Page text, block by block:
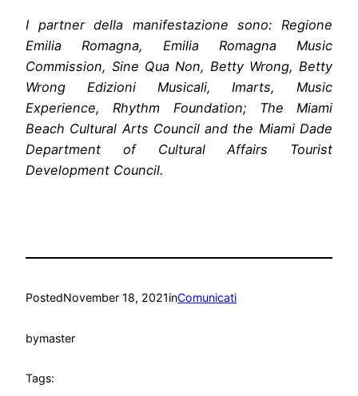
I partner della manifestazione sono: Regione
Emilia Romagna, Emilia Romagna Music
Commission, Sine Qua Non, Betty Wrong, Betty
Wrong Edizioni Musicali, Imarts, Music
Experience, Rhythm Foundation; The Miami
Beach Cultural Arts Council and the Miami Dade
Department of Cultural Affairs Tourist
Development Council.
PostedNovember 18, 2021inComunicati
bymaster
Tags: